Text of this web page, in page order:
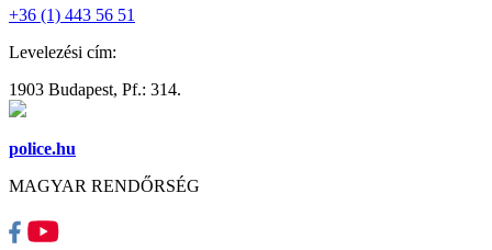
+36 (1) 443 56 51
Levelezési cím:
1903 Budapest, Pf.: 314.
police.hu
MAGYAR RENDŐRSÉG